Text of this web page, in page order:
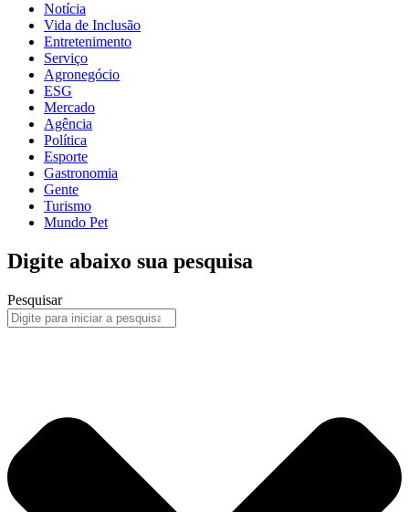
Notícia
Vida de Inclusão
Entretenimento
Serviço
Agronegócio
ESG
Mercado
Agência
Política
Esporte
Gastronomia
Gente
Turismo
Mundo Pet
Digite abaixo sua pesquisa
Pesquisar